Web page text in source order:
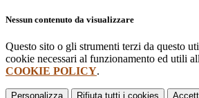
Nessun contenuto da visualizzare
Questo sito o gli strumenti terzi da questo
cookie necessari al funzionamento ed utili
COOKIE POLICY.
Personalizza Rifiuta tutti i cookies